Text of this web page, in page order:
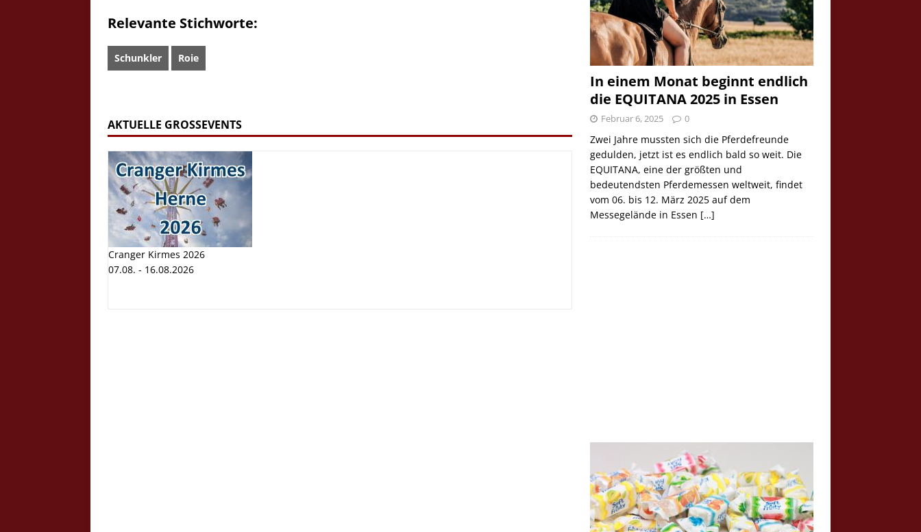
Relevante Stichworte:
Schunkler Roie
AKTUELLE GROSSEVENTS
Cranger Kirmes 2026
07.08. - 16.08.2026
In einem Monat beginnt endlich
die EQUITANA 2025 in Essen
Februar 6, 2025 0
Zwei Jahre mussten sich die Pferdefreunde
gedulden, jetzt ist es endlich bald so weit. Die
EQUITANA, eine der größten und
bedeutendsten Pferdemessen weltweit, findet
vom 06. bis 12. März 2025 auf dem
Messegelände in Essen […]